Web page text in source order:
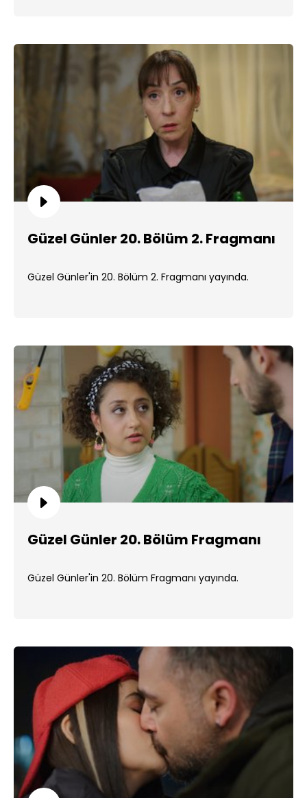
Güzel Günler 20. Bölüm 2. Fragmanı
Güzel Günler'in 20. Bölüm 2. Fragmanı yayında.
Güzel Günler 20. Bölüm Fragmanı
Güzel Günler'in 20. Bölüm Fragmanı yayında.